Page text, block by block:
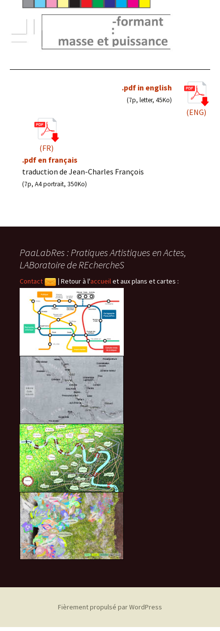
.pdf in english
(7p, letter, 45Ko)
(ENG)
(FR)
.pdf en français
traduction de Jean-Charles François
(7p, A4 portrait, 350Ko)
PaaLabRes : Pratiques Artistiques en Actes,
LABoratoire de REchercheS
Contact | Retour à l'accueilet aux plans et cartes :
Fièrement propulsé par WordPress